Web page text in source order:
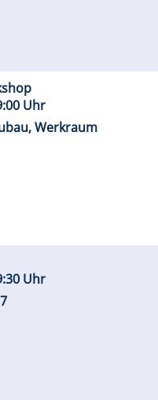
Uhr
Werkraum
Uhr